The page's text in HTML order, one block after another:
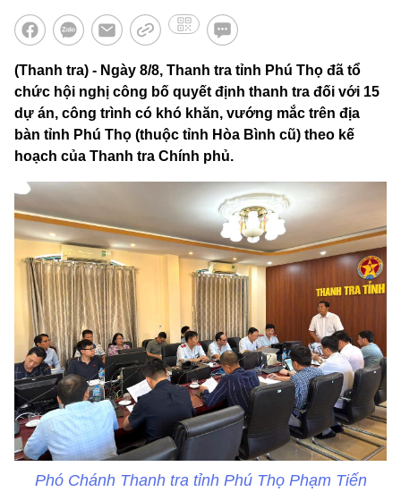
(Thanh tra) - Ngày 8/8, Thanh tra tỉnh Phú Thọ đã tổ
chức hội nghị công bố quyết định thanh tra đối với 15
dự án, công trình có khó khăn, vướng mắc trên địa
bàn tỉnh Phú Thọ (thuộc tỉnh Hòa Bình cũ) theo kế
hoạch của Thanh tra Chính phủ.
Phó Chánh Thanh tra tỉnh Phú Thọ Phạm Tiến